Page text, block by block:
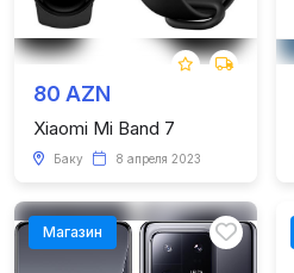
80 AZN
Xiaomi Mi Band 7
Баку 8 апреля 2023
Магазин